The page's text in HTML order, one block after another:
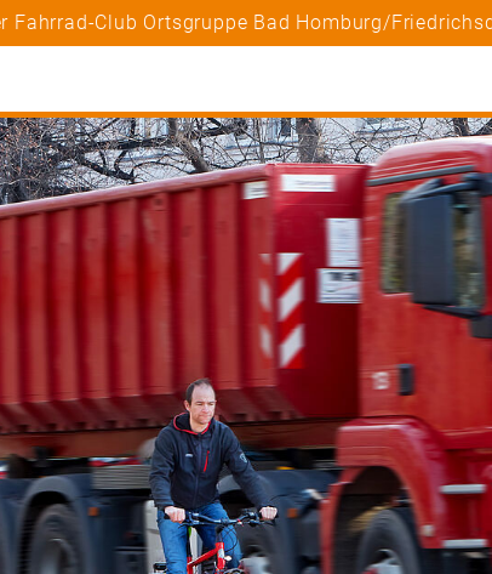
Fahrrad-Club Ortsgruppe Bad Homburg/